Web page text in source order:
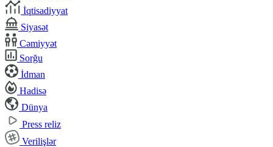
İqtisadiyyat
Siyasət
Cəmiyyət
Sorğu
İdman
Hadisə
Dünya
Press reliz
Verilişlər